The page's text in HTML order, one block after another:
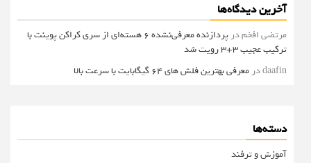
آخرین دیدگاه‌ها
مرتضی افخمدر
پردازنده معرفی‌نشده 6 هسته‌ای از سری کراکن پوینت با
ترکیب عجیب 3+3 رویت شد
daafinدر معرفی بهترین فلش های 64 گیگابایت با سرعت بالا
دسته‌ها
آموزش و ترفند